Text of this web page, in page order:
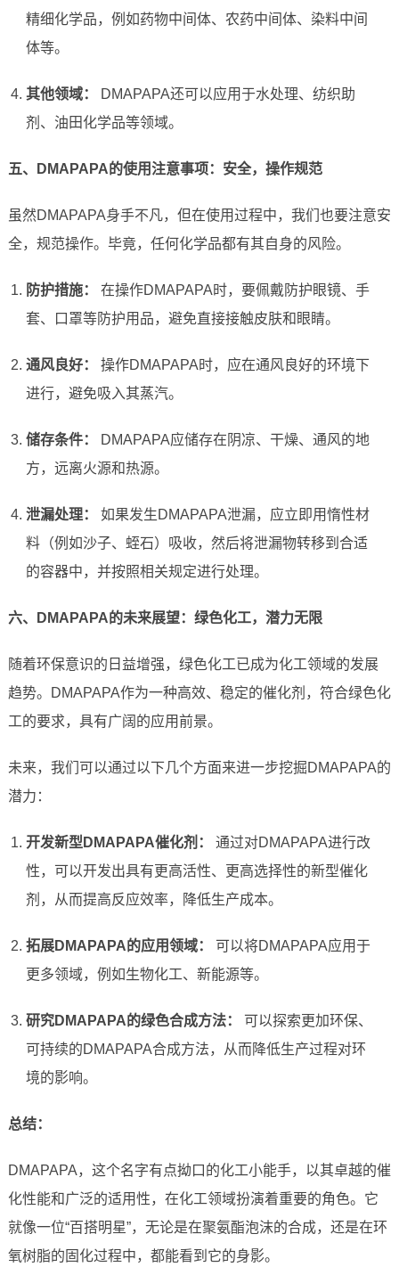
精细化学品，例如药物中间体、农药中间体、染料中间
体等。
其他领域：
DMAPAPA还可以应用于水处理、纺织助
剂、油田化学品等领域。
五、DMAPAPA的使用注意事项：安全，操作规范
虽然DMAPAPA身手不凡，但在使用过程中，我们也要注意安
全，规范操作。毕竟，任何化学品都有其自身的风险。
防护措施：
在操作DMAPAPA时，要佩戴防护眼镜、手
套、口罩等防护用品，避免直接接触皮肤和眼睛。
通风良好：
操作DMAPAPA时，应在通风良好的环境下
进行，避免吸入其蒸汽。
储存条件：
DMAPAPA应储存在阴凉、干燥、通风的地
方，远离火源和热源。
泄漏处理：
如果发生DMAPAPA泄漏，应立即用惰性材
料（例如沙子、蛭石）吸收，然后将泄漏物转移到合适
的容器中，并按照相关规定进行处理。
六、DMAPAPA的未来展望：绿色化工，潜力无限
随着环保意识的日益增强，绿色化工已成为化工领域的发展
趋势。DMAPAPA作为一种高效、稳定的催化剂，符合绿色化
工的要求，具有广阔的应用前景。
未来，我们可以通过以下几个方面来进一步挖掘DMAPAPA的
潜力：
开发新型DMAPAPA催化剂：
通过对DMAPAPA进行改
性，可以开发出具有更高活性、更高选择性的新型催化
剂，从而提高反应效率，降低生产成本。
拓展DMAPAPA的应用领域：
可以将DMAPAPA应用于
更多领域，例如生物化工、新能源等。
研究DMAPAPA的绿色合成方法：
可以探索更加环保、
可持续的DMAPAPA合成方法，从而降低生产过程对环
境的影响。
总结：
DMAPAPA，这个名字有点拗口的化工小能手，以其卓越的催
化性能和广泛的适用性，在化工领域扮演着重要的角色。它
就像一位“百搭明星”，无论是在聚氨酯泡沫的合成，还是在环
氧树脂的固化过程中，都能看到它的身影。